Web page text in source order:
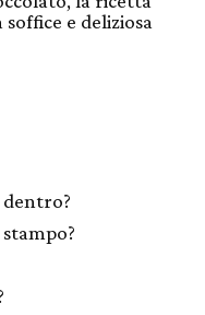
soffice e deliziosa